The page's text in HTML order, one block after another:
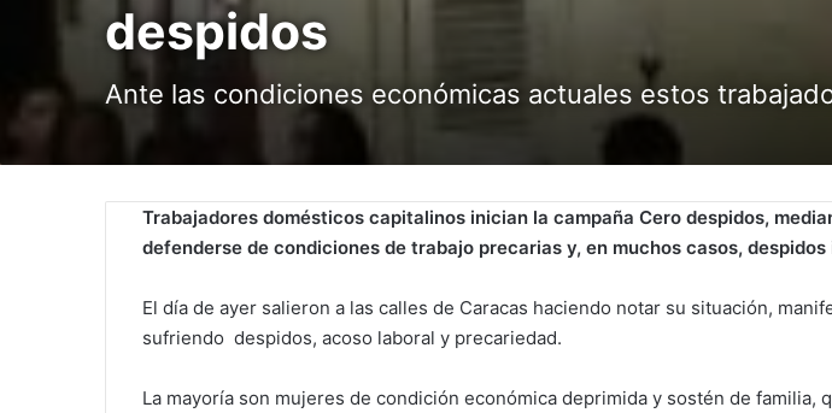
despidos
Ante las condiciones económicas actuales estos
Trabajadores domésticos capitalinos inician la campaña Cero despidos,
defenderse de condiciones de trabajo precarias y, en muchos casos,
El día de ayer salieron a las calles de Caracas haciendo notar su situación,
sufriendo despidos, acoso laboral y precariedad.
La mayoría son mujeres de condición económica deprimida y sostén de familia,